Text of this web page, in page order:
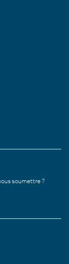
soumettre ?